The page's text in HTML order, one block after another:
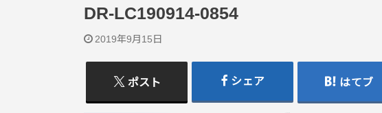
DR-LC190914-0854
2019年9月15日
ポスト シェア はてブ